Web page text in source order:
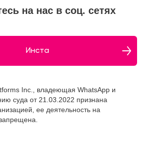
на нас в соц. сетях
Инста
Inc., владеющая WhatsApp и
суда от 21.03.2022 признана
ее деятельность на